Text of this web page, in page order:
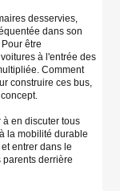
desservies,
dans son
être
à l'entrée des
Comment
construire ces bus,
en discuter tous
la mobilité durable
entrer dans le
derrière